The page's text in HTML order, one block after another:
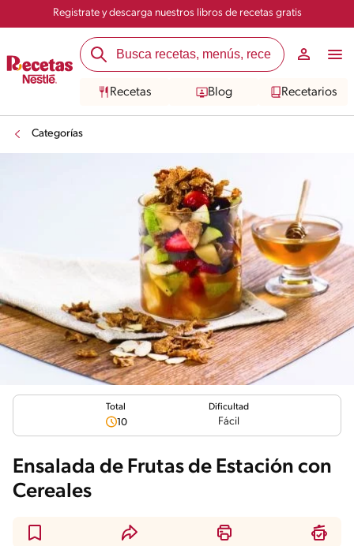
Registrate y descarga nuestros libros de recetas gratis
Recetas Blog Recetarios
Categorías
Total
10
Dificultad
Fácil
Ensalada de Frutas de Estación con
Cereales